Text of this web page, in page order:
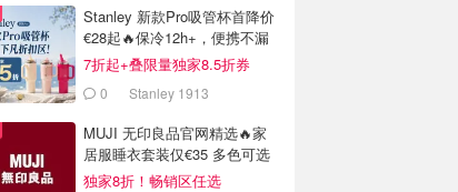
Stanley 新款Pro吸管杯首降价
€28起🔥保冷12h+，便携不漏
水
7折起+叠限量独家8.5折券
0 Stanley 1913
MUJI 无印良品官网精选🔥家
居服睡衣套装仅€35 多色可选
独家8折！畅销区任选